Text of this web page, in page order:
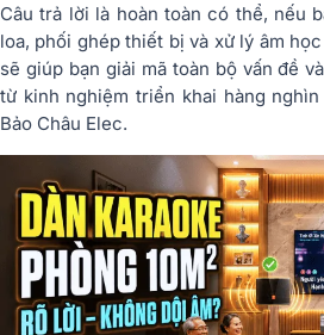
Câu trả lời là hoàn toàn có thể, nếu
loa, phối ghép thiết bị và xử lý âm
sẽ giúp bạn giải mã toàn bộ vấn đề
từ kinh nghiệm triển khai hàng
Bảo Châu Elec.